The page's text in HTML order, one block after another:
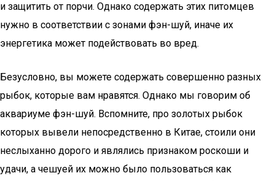
и защитить от порчи. Однако содержать этих питомцев
нужно в соответствии с зонами фэн-шуй, иначе их
энергетика может подействовать во вред.
Безусловно, вы можете содержать совершенно разных
рыбок, которые вам нравятся. Однако мы говорим об
аквариуме фэн-шуй. Вспомните, про золотых рыбок
которых вывели непосредственно в Китае, стоили они
неслыханно дорого и являлись признаком роскоши и
удачи, а чешуей их можно было пользоваться как